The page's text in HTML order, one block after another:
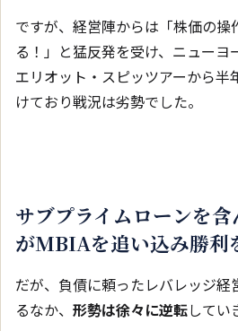
ですが、経営陣からは「株価の操
る！」と猛反発を受け、ニューヨ
エリオット・スピッツアーから半
けており戦況は劣勢でした。
サブプライムローンを
がMBIAを追い込み勝利
だが、負債に頼ったレバレッジ経
るなか、 形勢は徐々に逆転してい